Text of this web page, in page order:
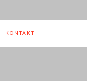
KONTAKT